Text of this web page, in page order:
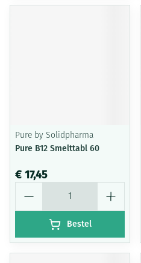
Pure by Solidpharma
Pure B12 Smelttabl 60
€ 17,45
Bestel